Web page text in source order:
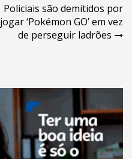
Policiais são demitidos por
jogar ‘Pokémon GO’ em vez
de perseguir ladrões